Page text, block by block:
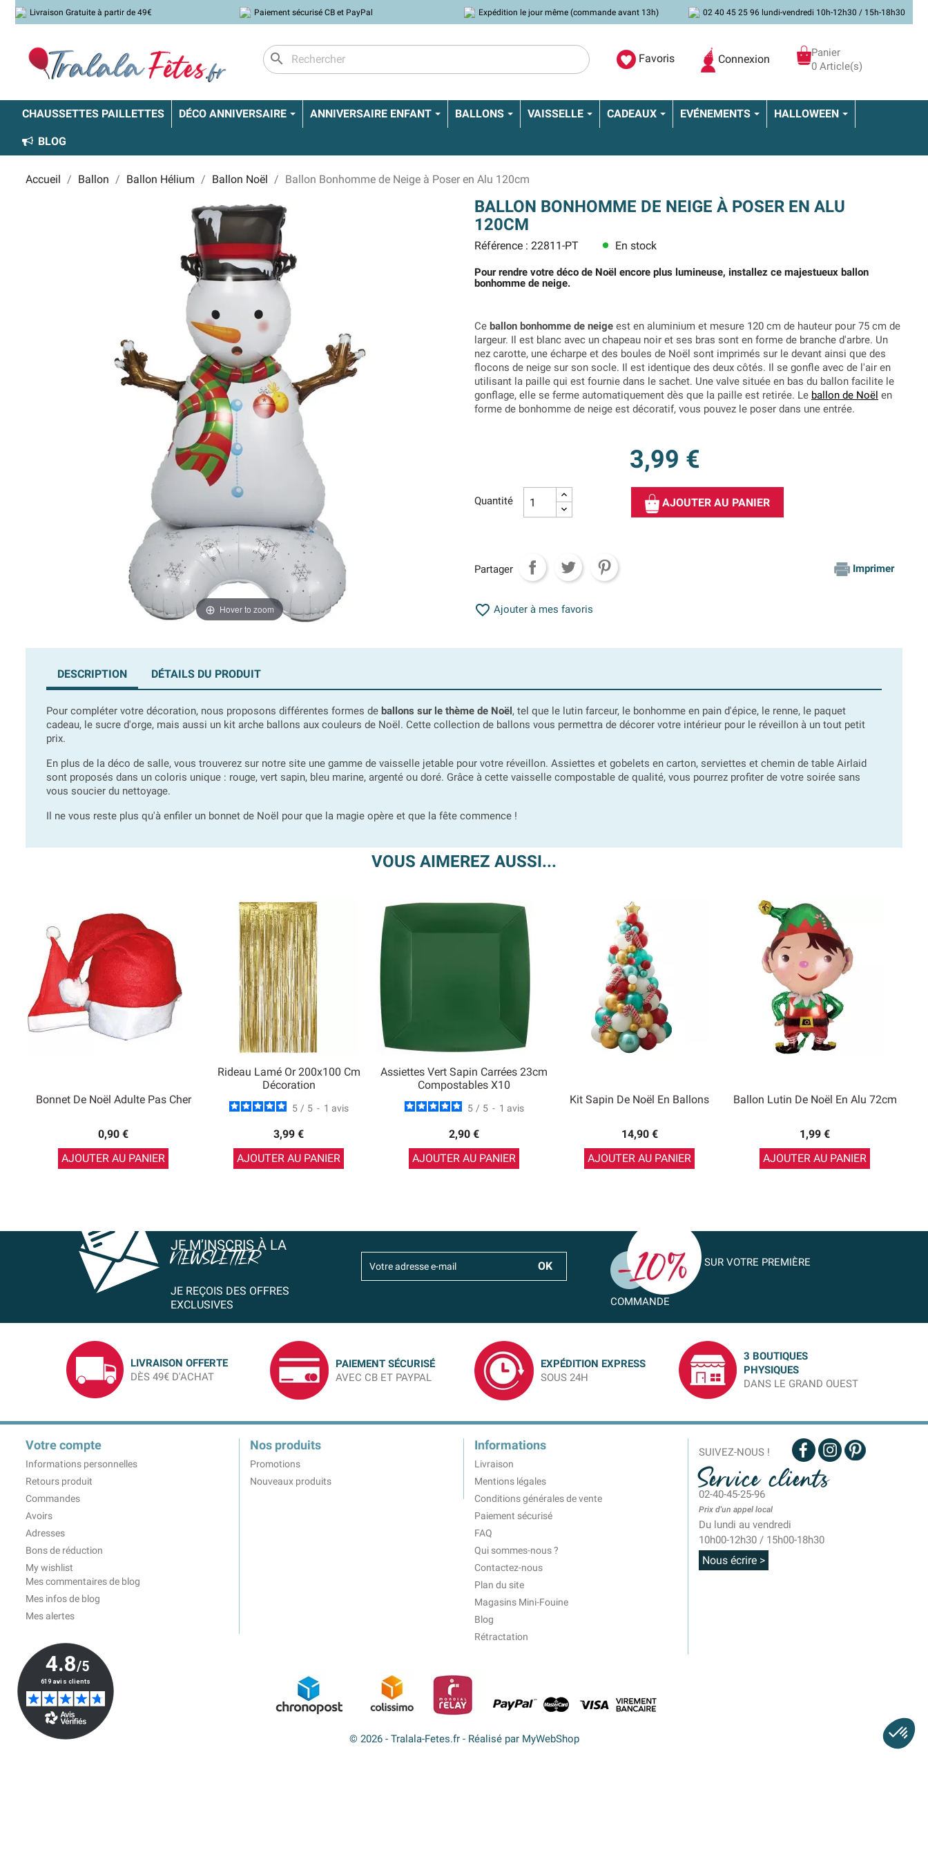
Livraison Gratuite à partir de 49€ Paiement sécurisé CB et PayPal Expédition le jour même (commande avant 13h) 02 40 45 25 96 lundi-vendredi 10h-12h30 / 15h-18h30
search Favoris Connexion
Panier
0 Article(s)
CHAUSSETTES PAILLETTES DÉCO ANNIVERSAIRE ANNIVERSAIRE ENFANT BALLONS VAISSELLE CADEAUX EVÉNEMENTS HALLOWEEN
BLOG
Accueil Ballon Ballon Hélium Ballon Noël Ballon Bonhomme de Neige à Poser en Alu 120cm
Hover to zoom
BALLON BONHOMME DE NEIGE À POSER EN ALU
120CM
Référence : 22811-PT lens En stock
Pour rendre votre déco de Noël encore plus lumineuse, installez ce majestueux ballon
bonhomme de neige.
Ce ballon bonhomme de neige est en aluminium et mesure 120 cm de hauteur pour 75 cm de
largeur. Il est blanc avec un chapeau noir et ses bras sont en forme de branche d'arbre. Un
nez carotte, une écharpe et des boules de Noël sont imprimés sur le devant ainsi que des
flocons de neige sur son socle. Il est identique des deux côtés. Il se gonfle avec de l'air en
utilisant la paille qui est fournie dans le sachet. Une valve située en bas du ballon facilite le
gonflage, elle se ferme automatiquement dès que la paille est retirée. Le ballon de Noël en
forme de bonhomme de neige est décoratif, vous pouvez le poser dans une entrée.
3,99 €
Quantité AJOUTER AU PANIER
Partager Imprimer
 Ajouter à mes favoris
DESCRIPTION DÉTAILS DU PRODUIT
Pour compléter votre décoration, nous proposons différentes formes de ballons sur le thème de Noël, tel que le lutin farceur, le bonhomme en pain d'épice, le renne, le paquet
cadeau, le sucre d'orge, mais aussi un kit arche ballons aux couleurs de Noël. Cette collection de ballons vous permettra de décorer votre intérieur pour le réveillon à un tout petit
prix.
En plus de la déco de salle, vous trouverez sur notre site une gamme de vaisselle jetable pour votre réveillon. Assiettes et gobelets en carton, serviettes et chemin de table Airlaid
sont proposés dans un coloris unique : rouge, vert sapin, bleu marine, argenté ou doré. Grâce à cette vaisselle compostable de qualité, vous pourrez profiter de votre soirée sans
vous soucier du nettoyage.
Il ne vous reste plus qu'à enfiler un bonnet de Noël pour que la magie opère et que la fête commence !
VOUS AIMEREZ AUSSI...
Bonnet De Noël Adulte Pas Cher
0,90 €
AJOUTER AU PANIER
Rideau Lamé Or 200x100 Cm
Décoration
5 / 5 - 1 avis
3,99 €
AJOUTER AU PANIER
Assiettes Vert Sapin Carrées 23cm
Compostables X10
5 / 5 - 1 avis
2,90 €
AJOUTER AU PANIER
Kit Sapin De Noël En Ballons
14,90 €
AJOUTER AU PANIER
Ballon Lutin De Noël En Alu 72cm
1,99 €
AJOUTER AU PANIER
JE M’INSCRIS À LA
NEWSLETTER
JE REÇOIS DES OFFRES
EXCLUSIVES
SUR VOTRE PREMIÈRE
COMMANDE
LIVRAISON OFFERTE
DÈS 49€ D'ACHAT
PAIEMENT SÉCURISÉ
AVEC CB ET PAYPAL
EXPÉDITION EXPRESS
SOUS 24H
3 BOUTIQUES
PHYSIQUES
DANS LE GRAND OUEST
Votre compte
Informations personnelles
Retours produit
Commandes
Avoirs
Adresses
Bons de réduction
My wishlist
Mes commentaires de blog
Mes infos de blog
Mes alertes
Nos produits
Promotions
Nouveaux produits
Informations
Livraison
Mentions légales
Conditions générales de vente
Paiement sécurisé
FAQ
Qui sommes-nous ?
Contactez-nous
Plan du site
Magasins Mini-Fouine
Blog
Rétractation
SUIVEZ-NOUS !
Service clients
02-40-45-25-96
Prix d'un appel local
Du lundi au vendredi
10h00-12h30 / 15h00-18h30
Nous écrire >
© 2026 - Tralala-Fetes.fr - Réalisé par MyWebShop